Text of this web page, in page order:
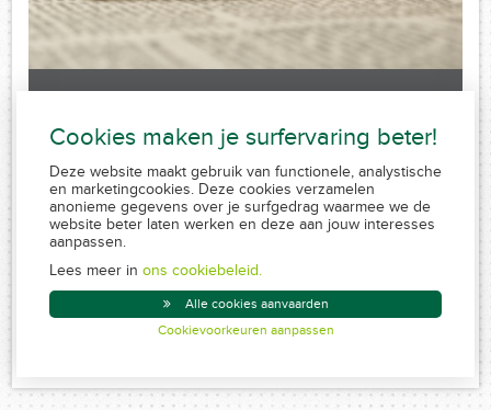
Sorry, no posts matched your criteria.
Conduite MiFID
Created by Insucommerce
Cookies maken je surfervaring beter!
Deze website maakt gebruik van functionele, analystische
en marketingcookies. Deze cookies verzamelen
anonieme gegevens over je surfgedrag waarmee we de
website beter laten werken en deze aan jouw interesses
aanpassen.
Lees meer in ons cookiebeleid.
Alle cookies aanvaarden
Cookievoorkeuren aanpassen